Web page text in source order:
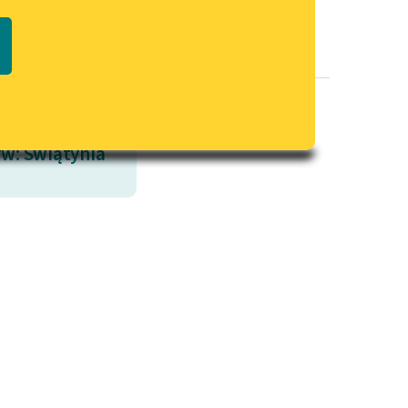
PDF
wrażliwych
Deklaracja dostępności
Świątynia